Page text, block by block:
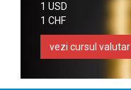
1 USD
1 CHF
vezi cursul valutar